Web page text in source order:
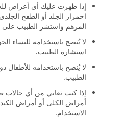
إذا ظهرت عليك أي أعراض
احمرار الجلد أو الطفح
المرهم واستشر الطبيب على
لا يُنصح باستخدامه للنساء
استشارة الطبيب.
الطبيب.
إذا كنت تعاني من أي حالات
أمراض الكلى أو أمراض
الاستخدام.